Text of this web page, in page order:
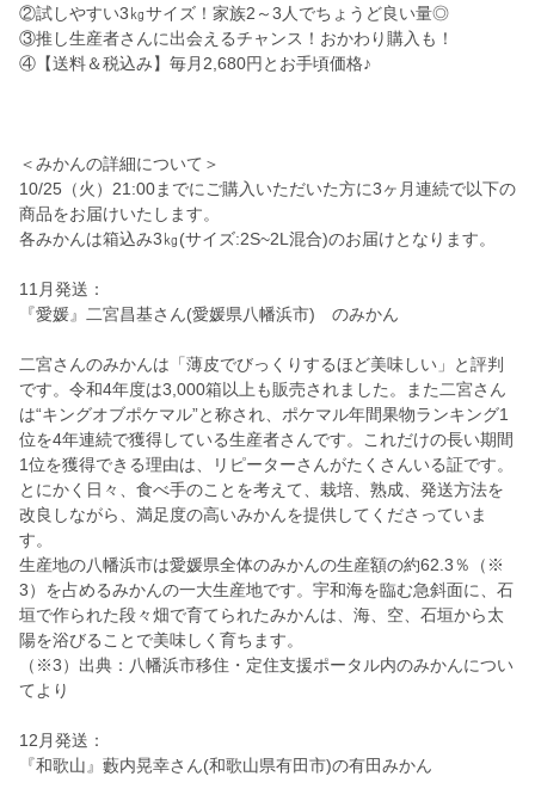
②試しやすい3㎏サイズ！家族2～3人でちょうど良い量◎
③推し生産者さんに出会えるチャンス！おかわり購入も！
④【送料＆税込み】毎月2,680円とお手頃価格♪
＜みかんの詳細について＞
10/25（火）21:00までにご購入いただいた方に3ヶ月連続で以下の
商品をお届けいたします。
各みかんは箱込み3㎏(サイズ:2S~2L混合)のお届けとなります。
11月発送：
『愛媛』二宮昌基さん(愛媛県八幡浜市) のみかん
二宮さんのみかんは「薄皮でびっくりするほど美味しい」と評判
です。令和4年度は3,000箱以上も販売されました。また二宮さん
は“キングオブポケマル”と称され、ポケマル年間果物ランキング1
位を4年連続で獲得している生産者さんです。これだけの長い期間
1位を獲得できる理由は、リピーターさんがたくさんいる証です。
とにかく日々、食べ手のことを考えて、栽培、熟成、発送方法を
改良しながら、満足度の高いみかんを提供してくださっていま
す。
生産地の八幡浜市は愛媛県全体のみかんの生産額の約62.3％（※
3）を占めるみかんの一大生産地です。宇和海を臨む急斜面に、石
垣で作られた段々畑で育てられたみかんは、海、空、石垣から太
陽を浴びることで美味しく育ちます。
（※3）出典：八幡浜市移住・定住支援ポータル内のみかんについ
てより
12月発送：
『和歌山』藪内晃幸さん(和歌山県有田市)の有田みかん